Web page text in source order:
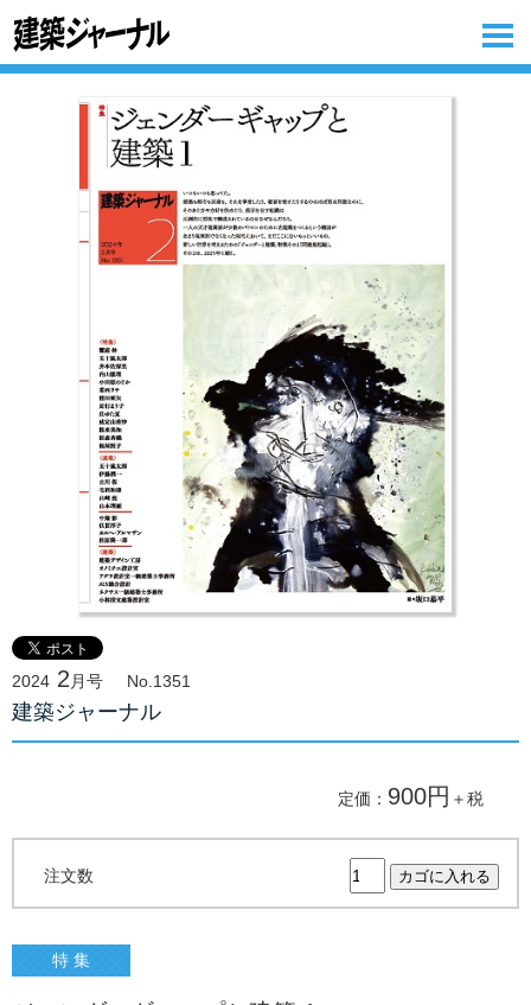
2024 2 月号 No.1351
建築ジャーナル
定価： 900円 ＋税
注文数
特 集